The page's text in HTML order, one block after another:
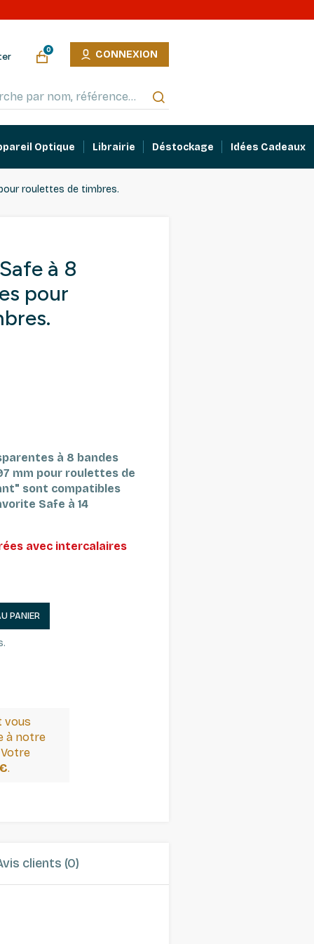
0 CONNEXION
Optique Librairie Déstockage Idées Cadeaux
roulettes de timbres.
à 8
pour
à 8 bandes
mm pour roulettes de
sont compatibles
Safe à 14
avec intercalaires
PANIER
vous
à notre
.
clients (0)